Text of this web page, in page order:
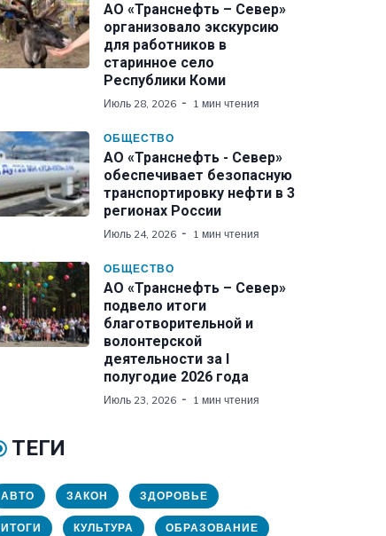
АО «Транснефть – Север»
организовало экскурсию
для работников в
старинное село
Республики Коми
Июль 28, 2026 1 мин чтения
ОБЩЕСТВО
АО «Транснефть - Север»
обеспечивает безопасную
транспортировку нефти в 3
регионах России
Июль 24, 2026 1 мин чтения
ОБЩЕСТВО
АО «Транснефть – Север»
подвело итоги
благотворительной и
волонтерской
деятельности за I
полугодие 2026 года
Июль 23, 2026 1 мин чтения
ТЕГИ
АВТО ЗАКОН ЗДОРОВЬЕ
ИТОГИ КУЛЬТУРА ОБРАЗОВАНИЕ